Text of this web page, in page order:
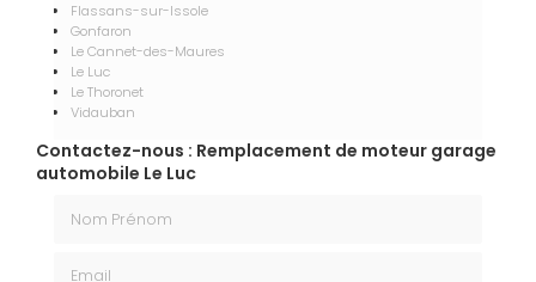
Flassans-sur-Issole
Gonfaron
Le Cannet-des-Maures
Le Luc
Le Thoronet
Vidauban
Contactez-nous : Remplacement de moteur garage
automobile Le Luc